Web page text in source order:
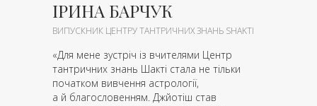
ІРИНА БАРЧУК
ВИПУСКНИК ЦЕНТРУ ТАНТРИЧНИХ ЗНАНЬ SHAKTI
«Для мене зустріч із вчителями Центр
тантричних знань Шакті стала не тільки
початком вивчення астрології,
а й благословенням. Джйотіш став